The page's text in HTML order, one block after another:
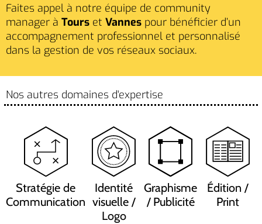
Faites appel à notre équipe de community
manager à Tours et Vannes pour bénéficier d’un
accompagnement professionnel et personnalisé
dans la gestion de vos réseaux sociaux.
Nos autres domaines d'expertise
Stratégie de
Communication
Identité
visuelle /
Logo
Graphisme
/ Publicité
Édition /
Print